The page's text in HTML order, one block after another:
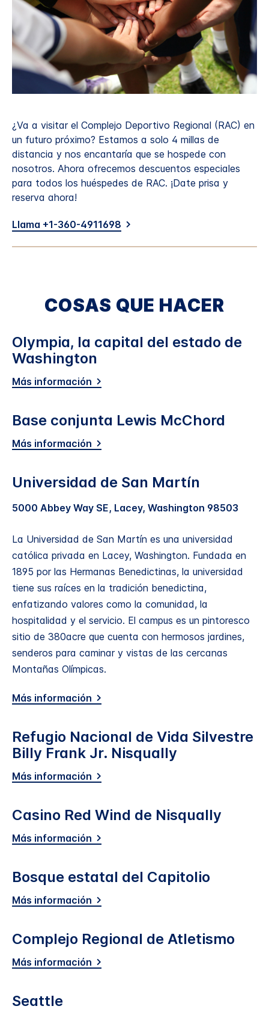
¿Va a visitar el Complejo Deportivo Regional (RAC) en
un futuro próximo? Estamos a solo 4 millas de
distancia y nos encantaría que se hospede con
nosotros. Ahora ofrecemos descuentos especiales
para todos los huéspedes de RAC. ¡Date prisa y
reserva ahora!
Llama +1-360-4911698
COSAS QUE HACER
Olympia, la capital del estado de
Washington
Más información
Base conjunta Lewis McChord
Más información
Universidad de San Martín
5000 Abbey Way SE, Lacey, Washington 98503
La Universidad de San Martín es una universidad
católica privada en Lacey, Washington. Fundada en
1895 por las Hermanas Benedictinas, la universidad
tiene sus raíces en la tradición benedictina,
enfatizando valores como la comunidad, la
hospitalidad y el servicio. El campus es un pintoresco
sitio de 380acre que cuenta con hermosos jardines,
senderos para caminar y vistas de las cercanas
Montañas Olímpicas.
Más información
Refugio Nacional de Vida Silvestre
Billy Frank Jr. Nisqually
Más información
Casino Red Wind de Nisqually
Más información
Bosque estatal del Capitolio
Más información
Complejo Regional de Atletismo
Más información
Seattle